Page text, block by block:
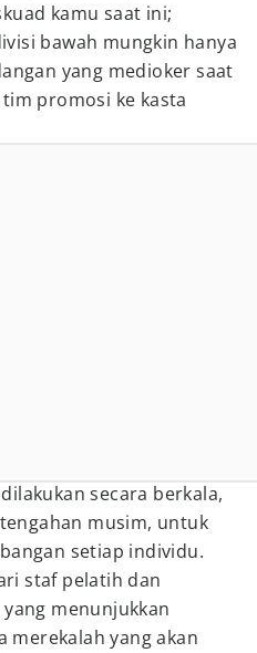
kamu saat ini;
bawah mungkin hanya
yang medioker saat
promosi ke kasta
secara berkala,
musim, untuk
setiap individu.
staf pelatih dan
menunjukkan
merekalah yang akan